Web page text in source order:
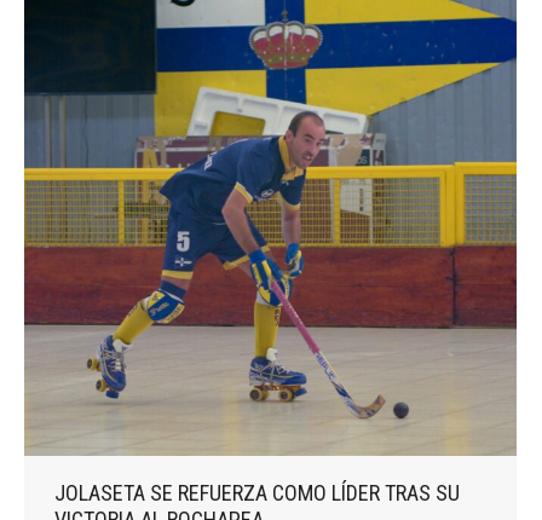
JOLASETA SE REFUERZA COMO LÍDER TRAS SU